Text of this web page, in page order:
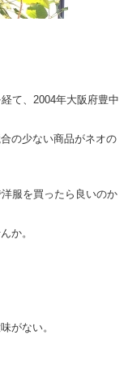
て、2004年大阪府豊中
の少ない商品がネオの
服を買ったら良いのか
か。
がない。